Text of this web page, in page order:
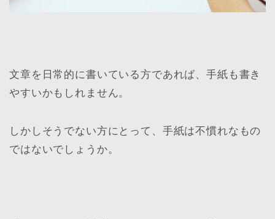
文章を日常的に書いている方であれば、手紙も書き
やすいかもしれません。
しかしそうでない方にとって、手紙は不慣れなもの
ではないでしょうか。